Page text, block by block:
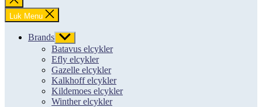
søgning
Luk Menu
Brands Vis
undermenu
Batavus elcykler
Efly elcykler
Gazelle elcykler
Kalkhoff elcykler
Kildemoes elcykler
Winther elcykler